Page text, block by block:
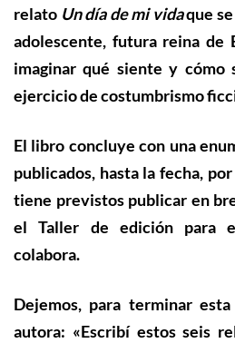
relato Un día de mi vidaque
adolescente, futura reina de
imaginar qué siente y cómo
ejercicio de costumbrismo
El libro concluye con una
publicados, hasta la fecha,
tiene previstos publicar en
el Taller de edición para
colabora.
Dejemos, para terminar
autora: «Escribí estos seis